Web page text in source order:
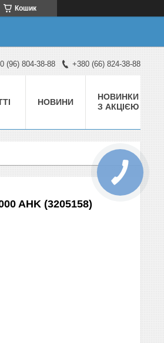
Кошик
(96) 804-38-88 +380 (66) 824-38-88
НОВИНИ
НОВИНКИ
З АКЦІЄЮ
AHK (3205158)